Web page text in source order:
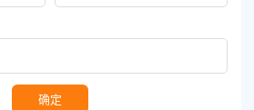
确定